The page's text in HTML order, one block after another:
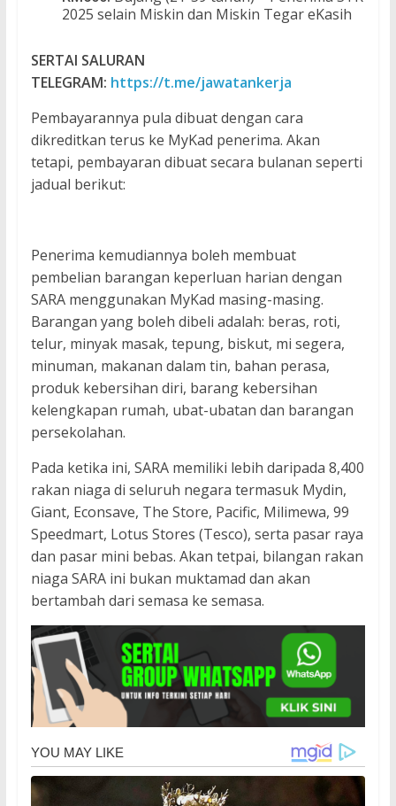
2025 selain Miskin dan Miskin Tegar eKasih
SERTAI SALURAN
TELEGRAM: https://t.me/jawatankerja
Pembayarannya pula dibuat dengan cara
dikreditkan terus ke MyKad penerima. Akan
tetapi, pembayaran dibuat secara bulanan seperti
jadual berikut:
Penerima kemudiannya boleh membuat
pembelian barangan keperluan harian dengan
SARA menggunakan MyKad masing-masing.
Barangan yang boleh dibeli adalah: beras, roti,
telur, minyak masak, tepung, biskut, mi segera,
minuman, makanan dalam tin, bahan perasa,
produk kebersihan diri, barang kebersihan
kelengkapan rumah, ubat-ubatan dan barangan
persekolahan.
Pada ketika ini, SARA memiliki lebih daripada 8,400
rakan niaga di seluruh negara termasuk Mydin,
Giant, Econsave, The Store, Pacific, Milimewa, 99
Speedmart, Lotus Stores (Tesco), serta pasar raya
dan pasar mini bebas. Akan tetpai, bilangan rakan
niaga SARA ini bukan muktamad dan akan
bertambah dari semasa ke semasa.